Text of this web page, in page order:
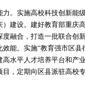
实施高校科技创新能级
建设。建好教育部重庆
融合，打造一批联合创
能。实施“教育强市区县
水平人才培养平台和产
，定期向区县派驻高校